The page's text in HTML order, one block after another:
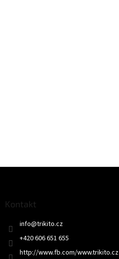
Kontakt
info@trikito.cz
+420 606 651 655
http://www.fb.com/www.trikito.cz